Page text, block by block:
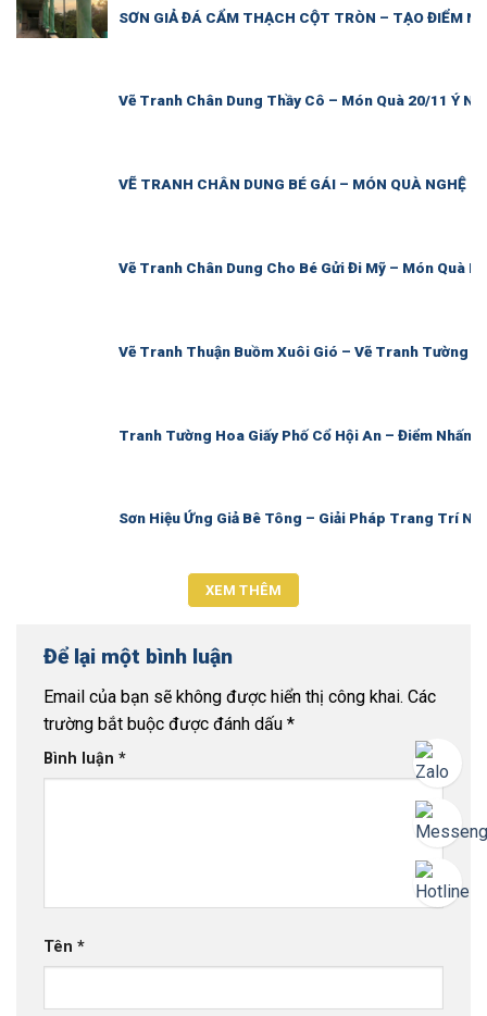
SƠN GIẢ ĐÁ CẨM THẠCH CỘT TRÒN – TẠO ĐIỂM
Vẽ Tranh Chân Dung Thầy Cô – Món Quà 20/11 Ý
VẼ TRANH CHÂN DUNG BÉ GÁI – MÓN QUÀ NGHỆ
Vẽ Tranh Chân Dung Cho Bé Gửi Đi Mỹ – Món Quà
Vẽ Tranh Thuận Buồm Xuôi Gió – Vẽ Tranh Tường
Tranh Tường Hoa Giấy Phố Cổ Hội An – Điểm Nhấn
Sơn Hiệu Ứng Giả Bê Tông – Giải Pháp Trang Trí
XEM THÊM
Để lại một bình luận
Email của bạn sẽ không được hiển thị công khai. Các
trường bắt buộc được đánh dấu *
Bình luận *
Tên *